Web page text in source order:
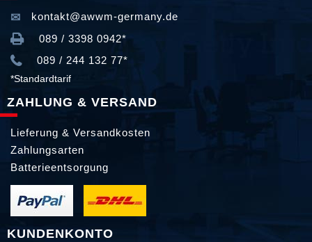
kontakt@awwm-germany.de
089 / 3398 0942*
089 / 244 132 77*
*Standardtarif
ZAHLUNG & VERSAND
Lieferung & Versandkosten
Zahlungsarten
Batterieentsorgung
KUNDENKONTO